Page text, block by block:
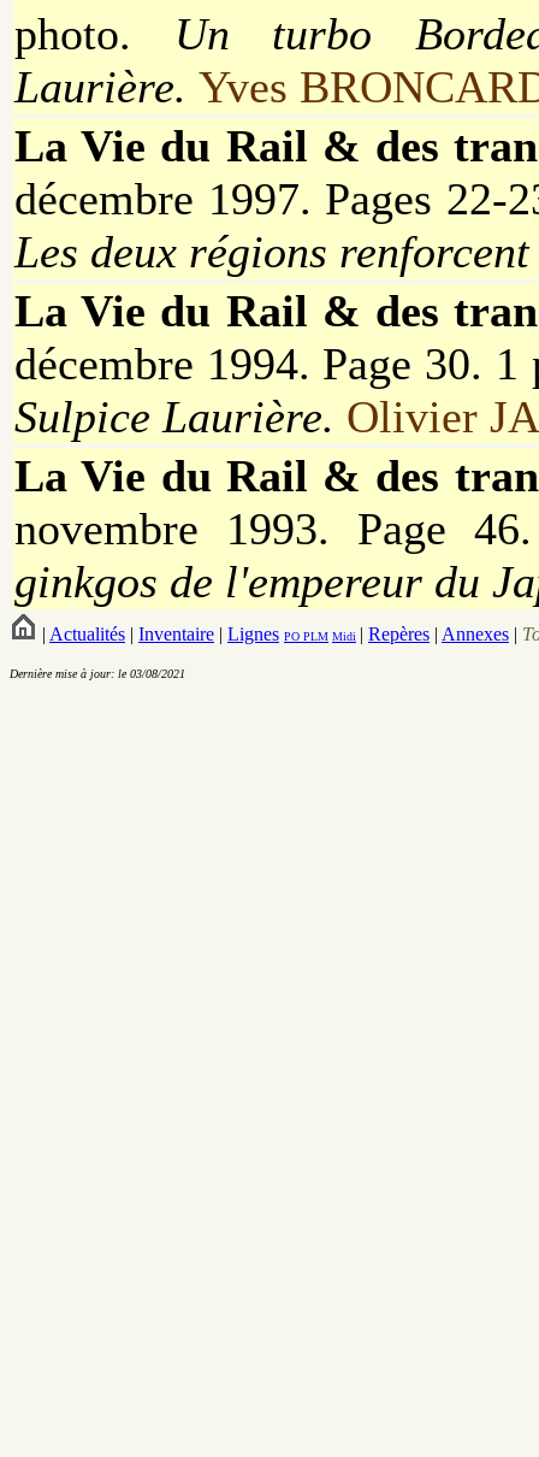
photo. Un turbo
Laurière. Yves
La Vie du Rail & des
décembre 1997. Pages 22-
Les deux régions
La Vie du Rail & des
décembre 1994. Page 30.
Sulpice Laurière. Olivier
La Vie du Rail & des
novembre 1993. Page
ginkgos de l'empereur du
| Actualités | Inventaire | Lignes PO PLM Midi | Repères | Annexes |
Dernière mise à jour: le 03/08/2021